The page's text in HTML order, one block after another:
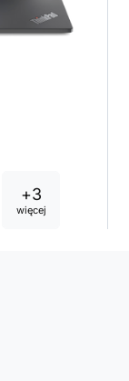
+3
więcej